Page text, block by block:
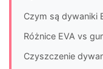
Czym są dywaniki
Różnice EVA vs
Czyszczenie